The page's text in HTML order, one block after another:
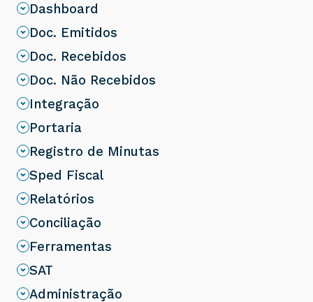
Dashboard
Doc. Emitidos
Doc. Recebidos
Doc. Não Recebidos
Integração
Portaria
Registro de Minutas
Sped Fiscal
Relatórios
Conciliação
Ferramentas
SAT
Administração